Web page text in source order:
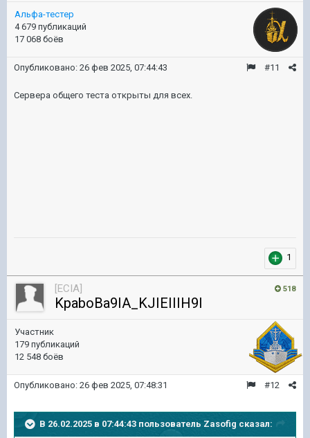
Альфа-тестер
4 679 публикаций
17 068 боёв
#11
Опубликовано: 26 фев 2025, 07:44:43
Сервера общего теста открыты для всех.
1
518
[ECIA]
KpaboBa9IA_KJIEIIIH9I
Участник
179 публикаций
12 548 боёв
#12
Опубликовано: 26 фев 2025, 07:48:31
В 26.02.2025 в 07:44:43 пользователь Zasofig сказал: